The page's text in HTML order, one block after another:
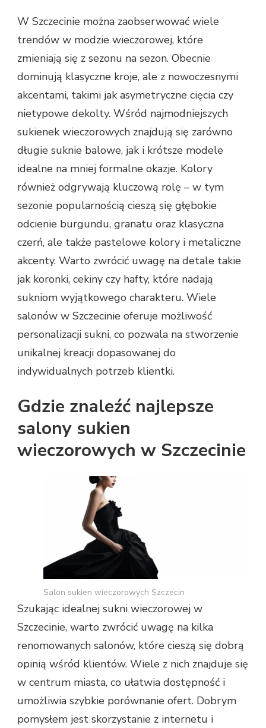
W Szczecinie można zaobserwować wiele
trendów w modzie wieczorowej, które
zmieniają się z sezonu na sezon. Obecnie
dominują klasyczne kroje, ale z nowoczesnymi
akcentami, takimi jak asymetryczne cięcia czy
nietypowe dekolty. Wśród najmodniejszych
sukienek wieczorowych znajdują się zarówno
długie suknie balowe, jak i krótsze modele
idealne na mniej formalne okazje. Kolory
również odgrywają kluczową rolę – w tym
sezonie popularnością cieszą się głębokie
odcienie burgundu, granatu oraz klasyczna
czerń, ale także pastelowe kolory i metaliczne
akcenty. Warto zwrócić uwagę na detale takie
jak koronki, cekiny czy hafty, które nadają
sukniom wyjątkowego charakteru. Wiele
salonów w Szczecinie oferuje możliwość
personalizacji sukni, co pozwala na stworzenie
unikalnej kreacji dopasowanej do
indywidualnych potrzeb klientki.
Gdzie znaleźć najlepsze
salony sukien
wieczorowych w Szczecinie
Salon sukien wieczorowych Szczecin
Szukając idealnej sukni wieczorowej w
Szczecinie, warto zwrócić uwagę na kilka
renomowanych salonów, które cieszą się dobrą
opinią wśród klientów. Wiele z nich znajduje się
w centrum miasta, co ułatwia dostępność i
umożliwia szybkie porównanie ofert. Dobrym
pomysłem jest skorzystanie z internetu i